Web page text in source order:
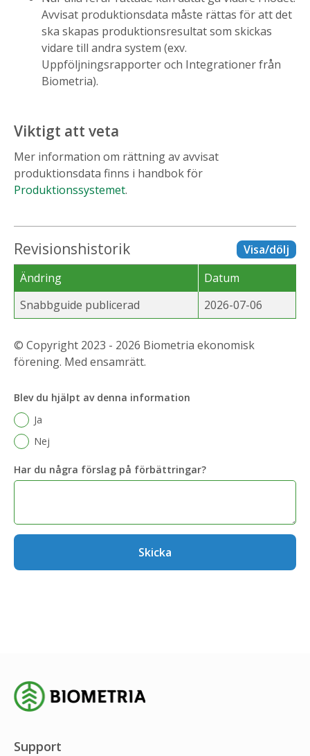
Avvisat produktionsdata måste rättas för att det
ska skapas produktionsresultat som skickas
vidare till andra system (exv.
Uppföljningsrapporter och Integrationer från
Biometria).
Viktigt att veta
Mer information om rättning av avvisat
produktionsdata finns i handbok för
Produktionssystemet.
Revisionshistorik
Visa/dölj
Ändring
Datum
Snabbguide publicerad
2026-07-06
© Copyright 2023 - 2026 Biometria ekonomisk
förening. Med ensamrätt.
Blev du hjälpt av denna information
Ja
Nej
Har du några förslag på förbättringar?
Skicka
Support